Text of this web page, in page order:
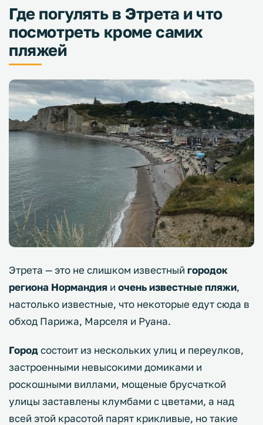
Где погулять в Этрета и что
посмотреть кроме самих
пляжей
Этрета — это не слишком известный городок
региона Нормандия и очень известные пляжи,
настолько известные, что некоторые едут сюда в
обход Парижа, Марселя и Руана.
Городсостоит из нескольких улиц и переулков,
застроенными невысокими домиками и
роскошными виллами, мощеные брусчаткой
улицы заставлены клумбами с цветами, а над
всей этой красотой парят крикливые, но такие